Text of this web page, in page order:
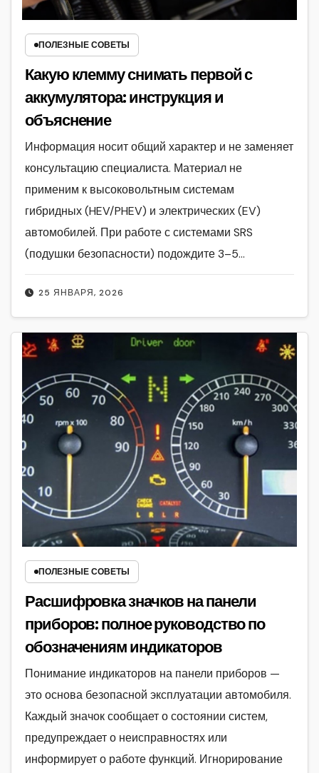
ПОЛЕЗНЫЕ СОВЕТЫ
Какую клемму снимать первой с
аккумулятора: инструкция и
объяснение
25 ЯНВАРЯ, 2026
Информация носит общий характер и не заменяет
консультацию специалиста. Материал не
применим к высоковольтным системам
гибридных (HEV/PHEV) и электрических (EV)
автомобилей. При работе с системами SRS
(подушки безопасности) подождите 3–5…
ПОЛЕЗНЫЕ СОВЕТЫ
Расшифровка значков на панели
приборов: полное руководство по
обозначениям индикаторов
Понимание индикаторов на панели приборов —
это основа безопасной эксплуатации автомобиля.
Каждый значок сообщает о состоянии систем,
предупреждает о неисправностях или
информирует о работе функций. Игнорирование